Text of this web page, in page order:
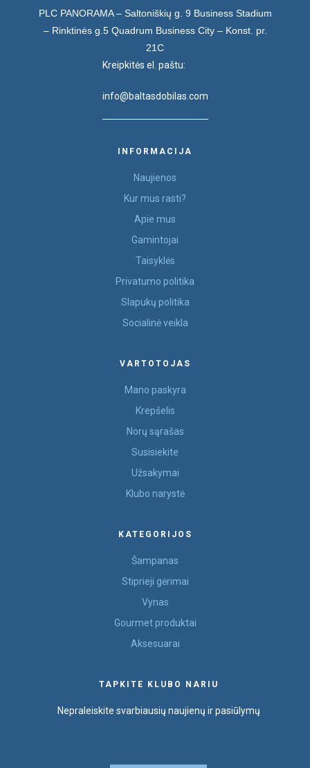
PLC PANORAMA – Saltoniškių g. 9 Business Stadium
– Rinktinės g.5 Quadrum Business City – Konst. pr.
21C
Kreipkitės el. paštu:
info@baltasdobilas.com
INFORMACIJA
Naujienos
Kur mus rasti?
Apie mus
Gamintojai
Taisyklės
Privatumo politika
Slapukų politika
Socialinė veikla
VARTOTOJAS
Mano paskyra
Krepšelis
Norų sąrašas
Susisiekite
Užsakymai
Klubo narystė
KATEGORIJOS
Šampanas
Stiprieji gėrimai
Vynas
Gourmet produktai
Aksesuarai
TAPKITE KLUBO NARIU
Nepraleiskite svarbiausių naujienų ir pasiūlymų